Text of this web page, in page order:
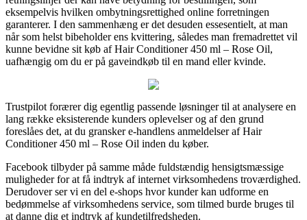
eksempelvis hvilken ombytningsrettighed online forretningen
garanterer. I den sammenhæng er det desuden essesentielt, at man
når som helst bibeholder ens kvittering, således man fremadrettet vil
kunne bevidne sit køb af Hair Conditioner 450 ml – Rose Oil,
uafhængig om du er på gaveindkøb til en mand eller kvinde.
Trustpilot forærer dig egentlig passende løsninger til at analysere en
lang række eksisterende kunders oplevelser og af den grund
foreslåes det, at du gransker e-handlens anmeldelser af Hair
Conditioner 450 ml – Rose Oil inden du køber.
Facebook tilbyder på samme måde fuldstændig hensigtsmæssige
muligheder for at få indtryk af internet virksomhedens troværdighed.
Derudover ser vi en del e-shops hvor kunder kan udforme en
bedømmelse af virksomhedens service, som tilmed burde bruges til
at danne dig et indtryk af kundetilfredsheden.